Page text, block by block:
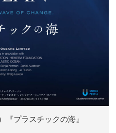
『プラスチックの海』